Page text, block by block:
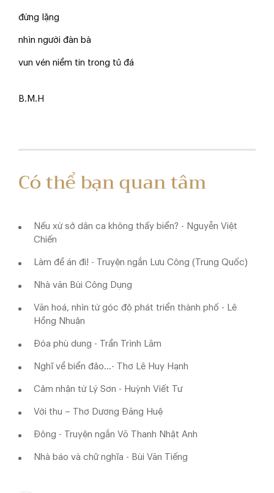
đứng lặng
nhìn người đàn bà
vun vén niềm tin trong tủ đá
B.M.H
Có thể bạn quan tâm
Nếu xứ sở dân ca không thấy biển? - Nguyễn Việt
Chiến
Làm đề án đi! - Truyện ngắn Lưu Công (Trung Quốc)
Nhà văn Bùi Công Dụng
Văn hoá, nhìn từ góc độ phát triển thành phố - Lê
Hồng Nhuận
Đóa phù dung - Trần Trình Lãm
Nghĩ về biển đảo…- Thơ Lê Huy Hạnh
Cảm nhận từ Lý Sơn - Huỳnh Viết Tư
Với thu – Thơ Dương Đăng Huệ
Đông - Truyện ngắn Võ Thanh Nhật Anh
Nhà báo và chữ nghĩa - Bùi Văn Tiếng